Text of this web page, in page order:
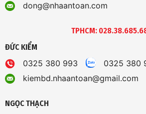
dong@nhaantoan.com
TPHCM:
ĐỨC KIỂM
0325 380 993
0325 380
kiembd.nhaantoan@gmail.com
NGỌC THẠCH